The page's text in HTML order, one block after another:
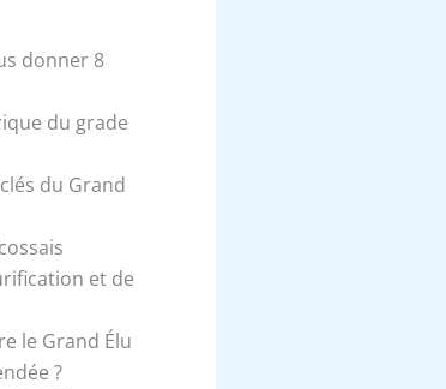
donner 8
du grade
du Grand
et de
le Grand Élu
?